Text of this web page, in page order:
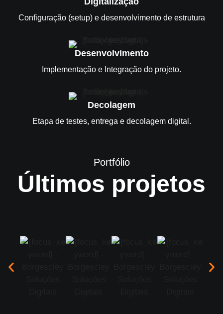
Configuração (setup) e desenvolvimento de estrutura
Desenvolvimento
Implementação e Integração do projeto.
Decolagem
Etapa de testes, entrega e decolagem digital.
Portfólio
Últimos projetos